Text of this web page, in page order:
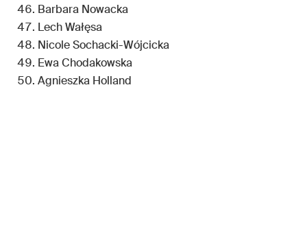
Barbara Nowacka
Lech Wałęsa
Nicole Sochacki-Wójcicka
Ewa Chodakowska
Agnieszka Holland